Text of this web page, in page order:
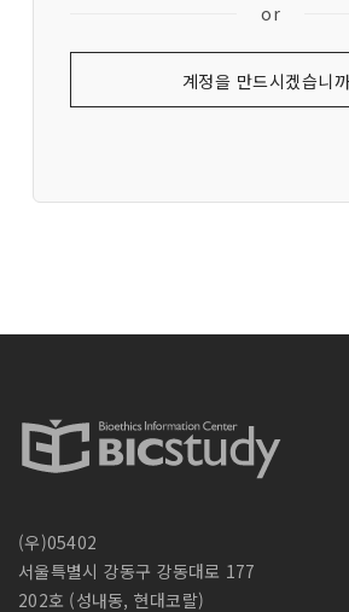
or
계정을 만드시겠습니
(우)05402
서울특별시 강동구 강동대로 177
202호 (성내동, 현대코랄)